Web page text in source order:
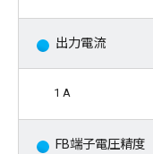
出力電流
1 A
FB端子電圧精度